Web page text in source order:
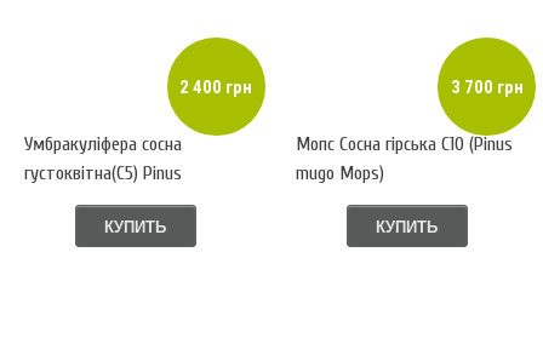
2 400 грн
Умбракуліфера сосна
густоквітна(С5) Pinus
densiflora Umbraculifera
КУПИТЬ
3 700 грн
Мопс Сосна гірська С10 (Pinus
mugo Mops)
КУПИТЬ